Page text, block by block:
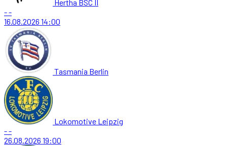
Hertha BSC II
--
16.08.2026 14:00
Tasmania Berlin
Lokomotive Leipzig
--
26.08.2026 19:00